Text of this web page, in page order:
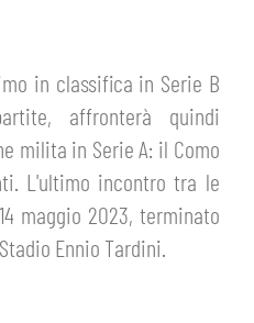
in classifica in Serie B
affronterà quindi
milita in Serie A: il Como
L'ultimo incontro tra le
maggio 2023, terminato
Ennio Tardini.